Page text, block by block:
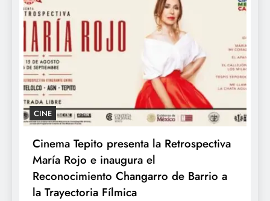
CINE
Cinema Tepito presenta la Retrospectiva
María Rojo e inaugura el
Reconocimiento Changarro de Barrio a
la Trayectoria Fílmica